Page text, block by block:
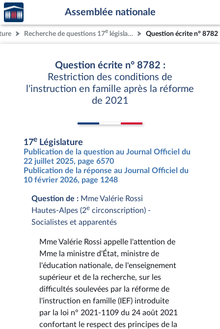
Aller au contenu
Aller en bas de la page
Accèder
à la
page
d'accueil
Assemblée nationale
Recherche de questions 17e législature Question écrite n° 8782
Question écrite n° 8782 :
Restriction des conditions de
l'instruction en famille après la réforme
de 2021
17e Législature
Publication de la question au Journal Officiel du
22 juillet 2025, page 6570
Publication de la réponse au Journal Officiel du
10 février 2026, page 1248
Question de : Mme Valérie Rossi
Hautes-Alpes (2e circonscription) -
Socialistes et apparentés
Mme Valérie Rossi appelle l'attention de
Mme la ministre d'État, ministre de
l'éducation nationale, de l'enseignement
supérieur et de la recherche, sur les
difficultés soulevées par la réforme de
l'instruction en famille (IEF) introduite
par la loi n° 2021-1109 du 24 août 2021
confortant le respect des principes de la